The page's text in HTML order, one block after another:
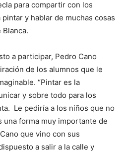
para compartir con los
y hablar de muchas cosas
a participar, Pedro Cano
de los alumnos que le
“Pintar es la
y sobre todo para los
Le pediría a los niños que no
forma muy importante de
que vino con sus
a salir a la calle y